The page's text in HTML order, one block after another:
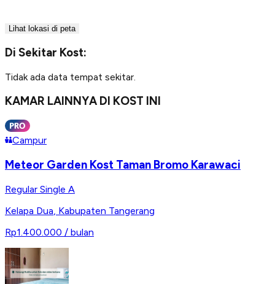
Lihat lokasi di peta
Di Sekitar Kost:
Tidak ada data tempat sekitar.
KAMAR LAINNYA DI KOST INI
Campur
Meteor Garden Kost Taman Bromo Karawaci
Regular Single A
Kelapa Dua Kabupaten Tangerang
Rp1.400.000 / bulan